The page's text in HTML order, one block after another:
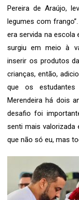
Pereira de Araújo,
legumes com
era servida na escola
surgiu em meio à
inserir os produtos
crianças, então,
que os
Merendeira há dois
desafio foi
senti mais valorizada
que não só eu, mas